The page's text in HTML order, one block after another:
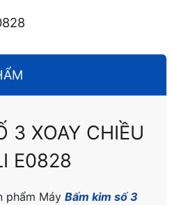
3 XOAY CHIỀU
E0828
phẩm MáyBấm kim số 3